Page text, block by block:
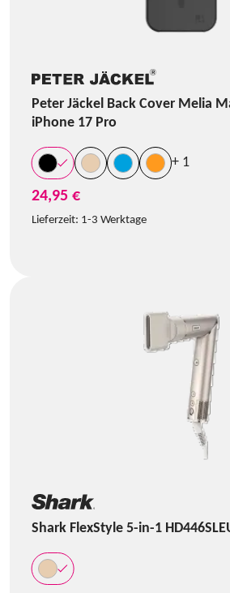
Peter Jäckel Back Cover Melia
iPhone 17 Pro
+ 1
24,95 €
Lieferzeit: 1-3 Werktage
Shark FlexStyle 5-in-1